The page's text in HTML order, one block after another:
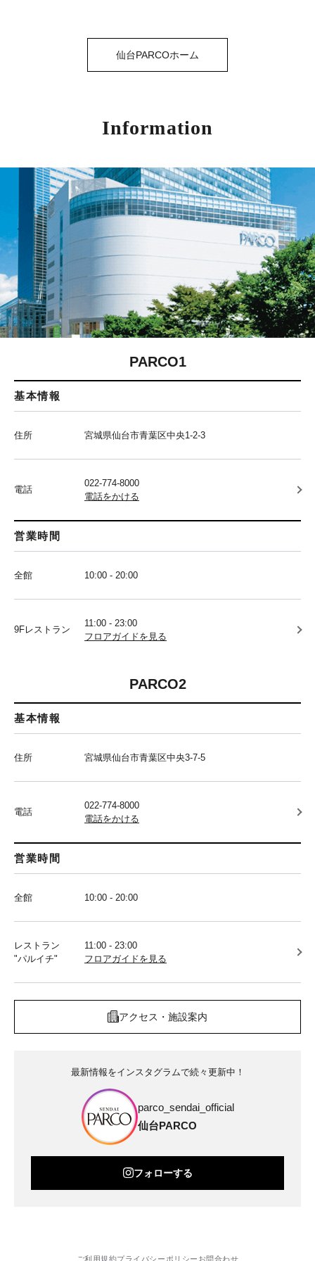
仙台PARCOホーム
Information
PARCO1
基本情報
住所 宮城県仙台市青葉区中央1-2-3
電話
022-774-8000
電話をかける
営業時間
全館 10:00 - 20:00
9Fレストラン
11:00 - 23:00
フロアガイドを見る
PARCO2
基本情報
住所 宮城県仙台市青葉区中央3-7-5
電話
022-774-8000
電話をかける
営業時間
全館 10:00 - 20:00
レストラン
"パルイチ"
11:00 - 23:00
フロアガイドを見る
アクセス・施設案内
最新情報をインスタグラムで続々更新中！
parco_sendai_official
仙台PARCO
フォローする
ご利用規約プライバシーポリシー お問合わせ